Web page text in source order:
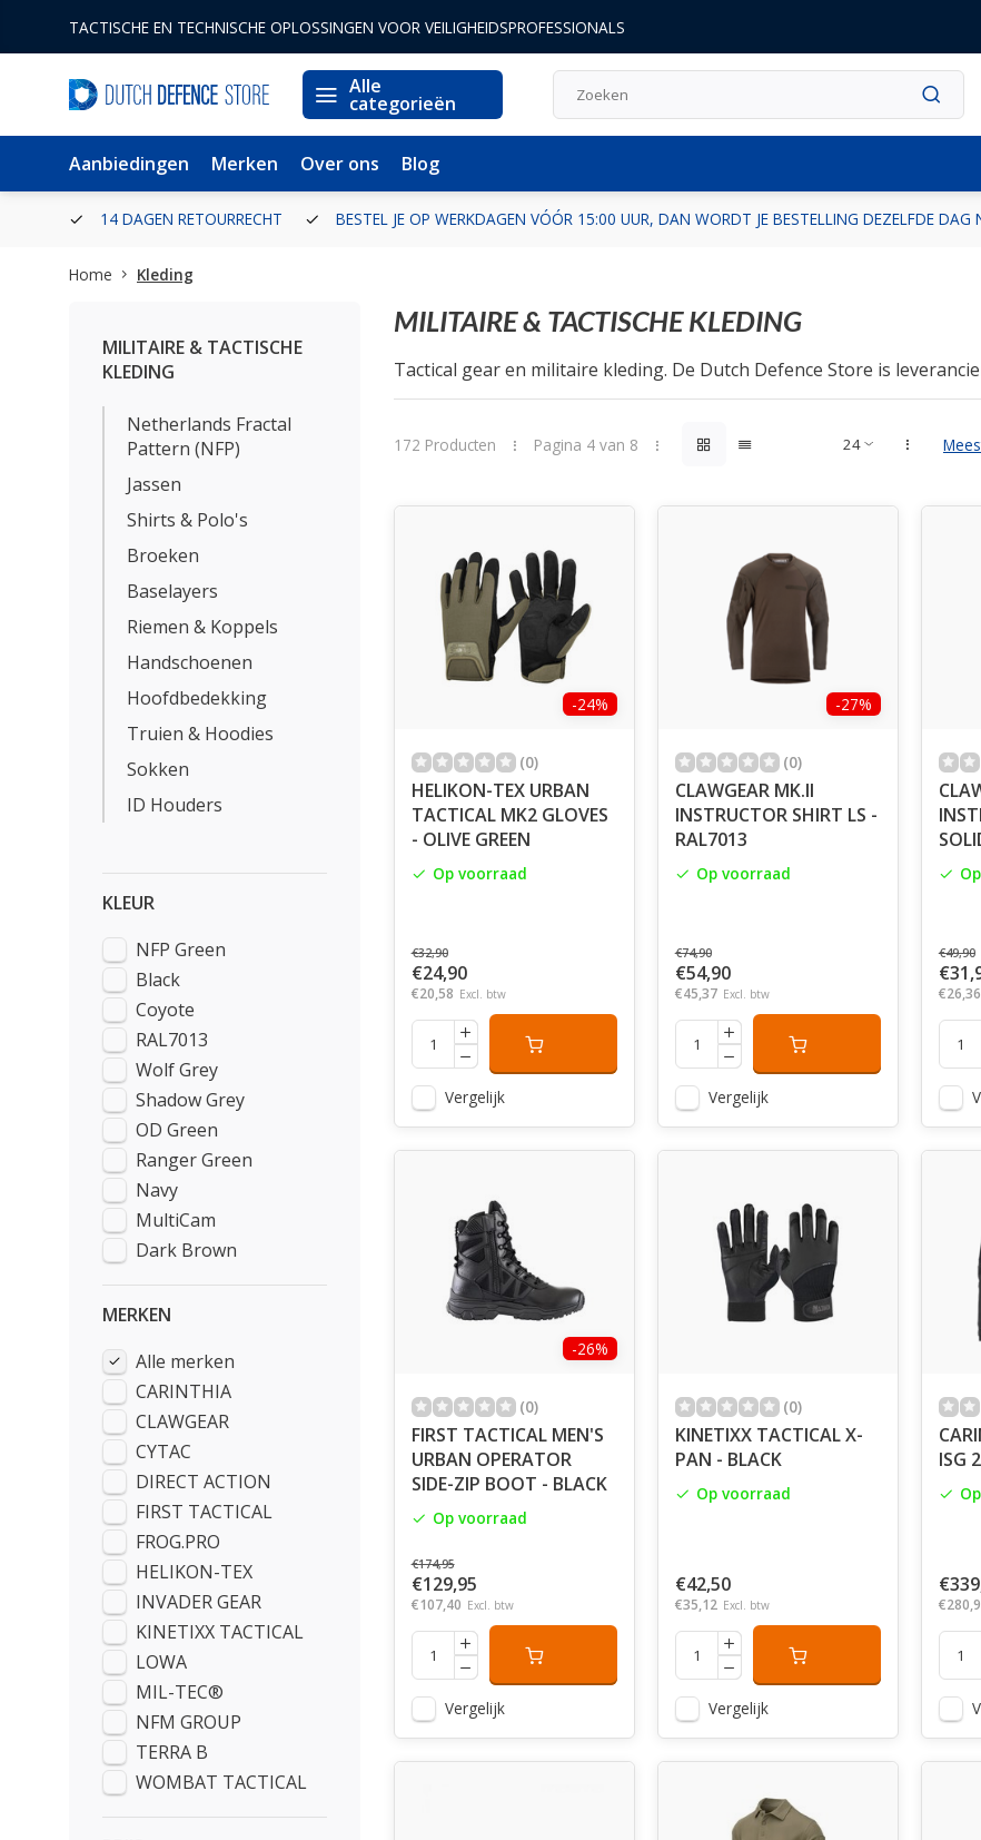
TACTISCHE EN TECHNISCHE OPLOSSINGEN VOOR VEILIGHEIDSPROFESSIONALS
Alle
categorieën
Aanbiedingen Merken Over ons Blog
14 DAGEN RETOURRECHT BESTEL JE OP WERKDAGEN VÓÓR 15:00 UUR, DAN WORDT JE BESTELLING DEZELFDE DAG
Home Kleding
MILITAIRE & TACTISCHE
KLEDING
Netherlands Fractal
Pattern (NFP)
Jassen
Shirts & Polo's
Broeken
Baselayers
Riemen & Koppels
Handschoenen
Hoofdbedekking
Truien & Hoodies
Sokken
ID Houders
KLEUR
NFP Green
Black
Coyote
RAL7013
Wolf Grey
Shadow Grey
OD Green
Ranger Green
Navy
MultiCam
Dark Brown
MERKEN
Alle merken
CARINTHIA
CLAWGEAR
CYTAC
DIRECT ACTION
FIRST TACTICAL
FROG.PRO
HELIKON-TEX
INVADER GEAR
KINETIXX TACTICAL
LOWA
MIL-TEC®
NFM GROUP
TERRA B
WOMBAT TACTICAL
MILITAIRE & TACTISCHE KLEDING
Tactical gear en militaire kleding. De Dutch Defence Store is
tactical gear en militaire kleding. Deze is speciaal ontwikkeld en
172 Producten Pagina 4 van 8
-24%
(0)
HELIKON-TEX URBAN
TACTICAL MK2 GLOVES
- OLIVE GREEN
Op voorraad
€32,90
€24,90
€20,58 Excl. btw
Vergelijk
-27%
(0)
CLAWGEAR MK.II
INSTRUCTOR SHIRT LS -
RAL7013
Op voorraad
€74,90
€54,90
€45,37 Excl. btw
Vergelijk
€49,90
€26,36
-26%
(0)
FIRST TACTICAL MEN'S
URBAN OPERATOR
SIDE-ZIP BOOT - BLACK
Op voorraad
€174,95
€129,95
€107,40 Excl. btw
Vergelijk
(0)
KINETIXX TACTICAL X-
PAN - BLACK
Op voorraad
€42,50
€35,12 Excl. btw
Vergelijk
ISG